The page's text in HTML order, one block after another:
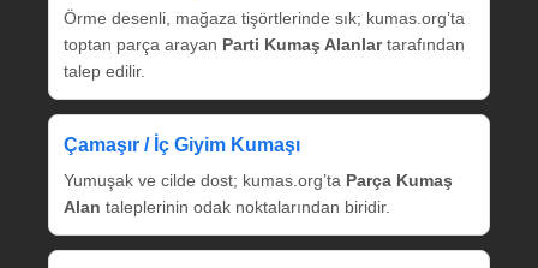
Örme desenli, mağaza tişörtlerinde sık; kumas.org’ta
toptan parça arayan Parti Kumaş Alanlartarafından
talep edilir.
Çamaşır / İç Giyim Kumaşı
Yumuşak ve cilde dost; kumas.org’ta Parça Kumaş
Alan taleplerinin odak noktalarından biridir.